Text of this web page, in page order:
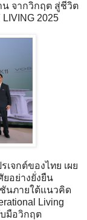
จากวิกฤต สู่ชีวิต
2025
เจกต์ของไทย เผย
อย่างยั่งยืน
นภายใต้แนวคิด
Living
มือวิกฤต